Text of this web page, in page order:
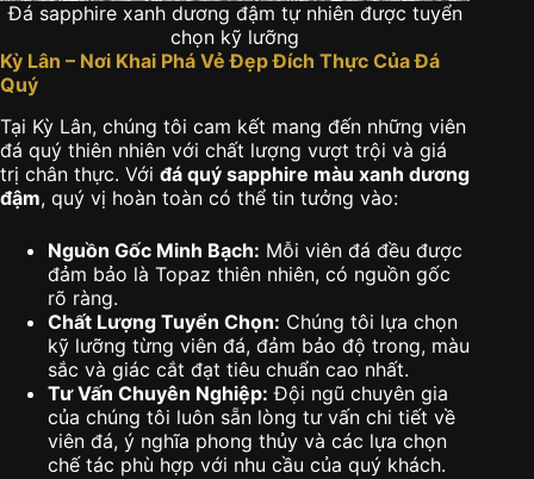
Đá sapphire xanh dương đậm tự nhiên được tuyển
chọn kỹ lưỡng
Kỳ Lân – Nơi Khai Phá Vẻ Đẹp Đích Thực Của Đá
Quý
Tại Kỳ Lân, chúng tôi cam kết mang đến những viên
đá quý thiên nhiên với chất lượng vượt trội và giá
trị chân thực. Với đá quý sapphire màu xanh dương
đậm, quý vị hoàn toàn có thể tin tưởng vào:
Nguồn Gốc Minh Bạch: Mỗi viên đá đều được
đảm bảo là Topaz thiên nhiên, có nguồn gốc
rõ ràng.
Chất Lượng Tuyển Chọn: Chúng tôi lựa chọn
kỹ lưỡng từng viên đá, đảm bảo độ trong, màu
sắc và giác cắt đạt tiêu chuẩn cao nhất.
Tư Vấn Chuyên Nghiệp: Đội ngũ chuyên gia
của chúng tôi luôn sẵn lòng tư vấn chi tiết về
viên đá, ý nghĩa phong thủy và các lựa chọn
chế tác phù hợp với nhu cầu của quý khách.